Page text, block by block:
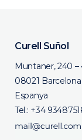
Curell Suñol
Muntaner, 240 –
08021 Barcelona
Espanya
Tel.: +34